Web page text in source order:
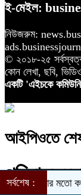
ই-মেইল:
নিউজরুম:
© ২০১৮-২৫ সর্বস্বত্ব
কোন লেখা, ছবি,
একটি 'এইচকে
সর্বশেষ :মতো কথা বলছে:
আইপিওতে